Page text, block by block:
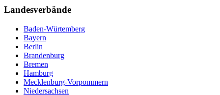
Landesverbände
Baden-Würtemberg
Bayern
Berlin
Brandenburg
Bremen
Hamburg
Mecklenburg-Vorpommern
Niedersachsen